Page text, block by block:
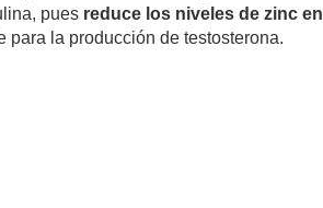
pues reduce los niveles de zinc en
para la producción de testosterona.